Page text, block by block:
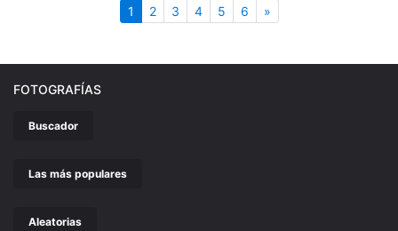
1 (actual)
2 3 4 5 6 »Siguiente
FOTOGRAFÍAS
Buscador
Las más populares
Aleatorias